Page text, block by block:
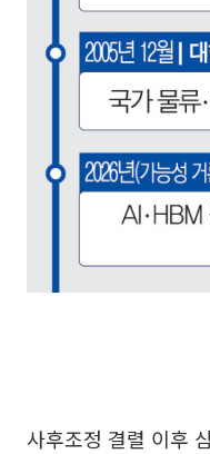
사후조정 결렬 이후